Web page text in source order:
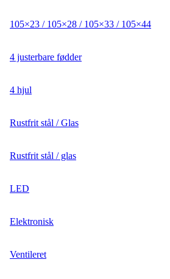
105×23 / 105×28 / 105×33 / 105×44
4 justerbare fødder
4 hjul
Rustfrit stål / Glas
Rustfrit stål / glas
LED
Elektronisk
Ventileret